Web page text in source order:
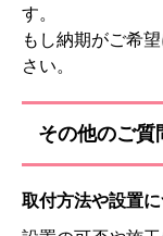
す。
もし納期がご希
さい。
その他のご質
取付方法や設置